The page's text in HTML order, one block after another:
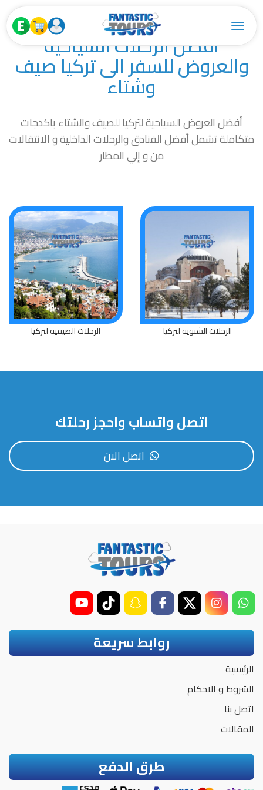
Toggle navigation
افضل الرحلات السياحية
والعروض للسفر الى تركيا صيف
وشتاء
أفضل العروض السياحية لتركيا للصيف والشتاء باكدجات
متكاملة تشمل أفضل الفنادق والرحلات الداخلية و الانتقالات
من و إلي المطار
الرحلات الشتويه لتركيا الرحلات الصيفيه لتركيا
اتصل واتساب واحجز رحلتك
اتصل الان
روابط سريعة
الرئيسية
الشروط و الاحكام
اتصل بنا
المقالات
طرق الدفع